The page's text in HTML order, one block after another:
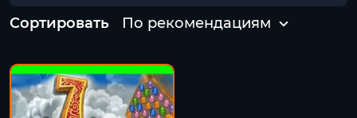
Сортировать По рекомендациям